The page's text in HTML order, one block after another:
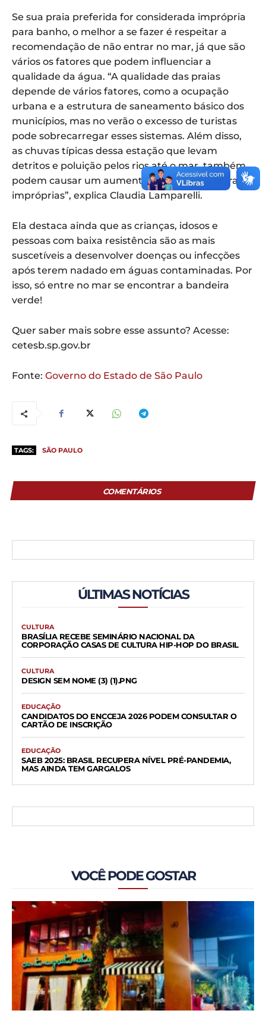
Se sua praia preferida for considerada imprópria
para banho, o melhor a se fazer é respeitar a
recomendação de não entrar no mar, já que são
vários os fatores que podem influenciar a
qualidade da água. “A qualidade das praias
depende de vários fatores, como a ocupação
urbana e a estrutura de saneamento básico dos
municípios, mas no verão o excesso de turistas
pode sobrecarregar esses sistemas. Além disso,
as chuvas típicas dessa estação que levam
detritos e poluição pelos rios até o mar, também
podem causar um aumento do número de praias
impróprias”, explica Claudia Lamparelli.
Ela destaca ainda que as crianças, idosos e
pessoas com baixa resistência são as mais
suscetíveis a desenvolver doenças ou infecções
após terem nadado em águas contaminadas. Por
isso, só entre no mar se encontrar a bandeira
verde!
Quer saber mais sobre esse assunto? Acesse:
cetesb.sp.gov.br
Fonte: Governo do Estado de São Paulo
TAGS: SÃO PAULO
COMENTÁRIOS
ÚLTIMAS NOTÍCIAS
CULTURA
BRASÍLIA RECEBE SEMINÁRIO NACIONAL DA
CORPORAÇÃO CASAS DE CULTURA HIP-HOP DO BRASIL
CULTURA
DESIGN SEM NOME (3) (1).PNG
EDUCAÇÃO
CANDIDATOS DO ENCCEJA 2026 PODEM CONSULTAR O
CARTÃO DE INSCRIÇÃO
EDUCAÇÃO
SAEB 2025: BRASIL RECUPERA NÍVEL PRÉ-PANDEMIA,
MAS AINDA TEM GARGALOS
VOCÊ PODE GOSTAR